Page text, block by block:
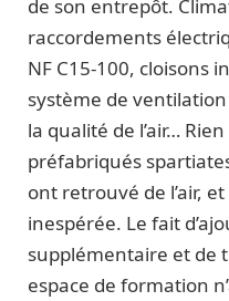
de son entrepôt.
raccordements
NF C15-100, cloisons
système de
la qualité de l’air…
préfabriqués
ont retrouvé de l’air,
inespérée. Le fait
supplémentaire et de
espace de formation